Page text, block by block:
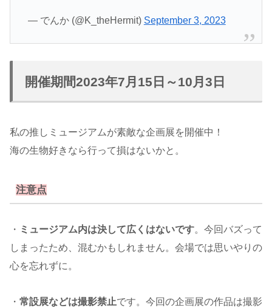
— でんか (@K_theHermit) September 3, 2023
開催期間2023年7月15日～10月3日
私の推しミュージアムが素敵な企画展を開催中！
海の生物好きなら行って損はないかと。
注意点
・ ミュージアム内は決して広くはないです。今回バズって
しまったため、混むかもしれません。会場では思いやりの
心を忘れずに。
・ 常設展などは撮影禁止です。今回の企画展の作品は撮影